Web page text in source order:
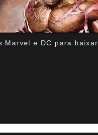
Marvel e DC para baixar.